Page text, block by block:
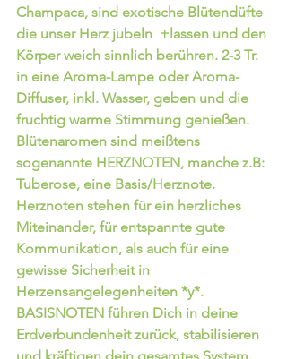
Champaca, sind exotische Blütendüfte
die unser Herz jubeln  +lassen und den
Körper weich sinnlich berühren. 2-3 Tr.
in eine Aroma-Lampe oder Aroma-
Diffuser, inkl. Wasser, geben und die
fruchtig warme Stimmung genießen.
Blütenaromen sind meißtens
sogenannte HERZNOTEN, manche z.B:
Tuberose, eine Basis/Herznote.
Herznoten stehen für ein herzliches
Miteinander, für entspannte gute
Kommunikation, als auch für eine
gewisse Sicherheit in
Herzensangelegenheiten *y*.
BASISNOTEN führen Dich in deine
Erdverbundenheit zurück, stabilisieren
und kräftigen dein gesamtes System.